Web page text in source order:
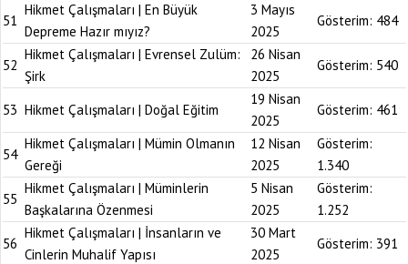
51
Hikmet Çalışmaları | En Büyük
Depreme Hazır mıyız?
3 Mayıs
2025
Gösterim: 484
52
Hikmet Çalışmaları | Evrensel Zulüm:
Şirk
26 Nisan
2025
Gösterim: 540
53 Hikmet Çalışmaları | Doğal Eğitim
19 Nisan
2025
Gösterim: 461
54
Hikmet Çalışmaları | Mümin Olmanın
Gereği
12 Nisan
2025
Gösterim:
1.340
55
Hikmet Çalışmaları | Müminlerin
Başkalarına Özenmesi
5 Nisan
2025
Gösterim:
1.252
56
Hikmet Çalışmaları | İnsanların ve
Cinlerin Muhalif Yapısı
30 Mart
2025
Gösterim: 391